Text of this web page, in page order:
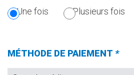
SECTION
EST
Une fois Plusieurs fois
MÉTHODE DE PAIEMENT *